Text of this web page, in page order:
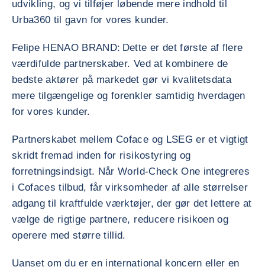
udvikling, og vi tilføjer løbende mere indhold til
Urba360 til gavn for vores kunder.
Felipe HENAO BRAND: Dette er det første af flere
værdifulde partnerskaber. Ved at kombinere de
bedste aktører på markedet gør vi kvalitetsdata
mere tilgængelige og forenkler samtidig hverdagen
for vores kunder.
Partnerskabet mellem Coface og LSEG er et vigtigt
skridt fremad inden for risikostyring og
forretningsindsigt. Når World-Check One integreres
i Cofaces tilbud, får virksomheder af alle størrelser
adgang til kraftfulde værktøjer, der gør det lettere at
vælge de rigtige partnere, reducere risikoen og
operere med større tillid.
Uanset om du er en international koncern eller en